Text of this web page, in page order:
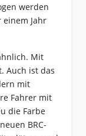
werden
Jahr
Mit
Auch ist das
mit
Fahrer mit
die Farbe
BRC-